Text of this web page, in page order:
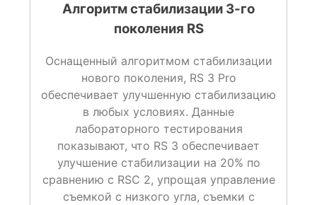
Алгоритм стабилизации 3-го
поколения RS
Оснащенный алгоритмом стабилизации
нового поколения, RS 3 Pro
обеспечивает улучшенную стабилизацию
в любых условиях. Данные
лабораторного тестирования
показывают, что RS 3 обеспечивает
улучшение стабилизации на 20% по
сравнению с RSC 2, упрощая управление
съемкой с низкого угла, съемки с